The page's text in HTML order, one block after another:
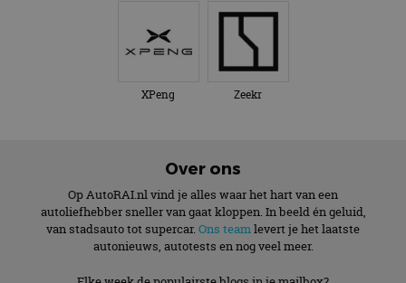
XPeng Zeekr
Over ons
Op AutoRAI.nl vind je alles waar het hart van een
autoliefhebber sneller van gaat kloppen. In beeld én geluid,
van stadsauto tot supercar. Ons teamlevert je het laatste
autonieuws, autotests en nog veel meer.